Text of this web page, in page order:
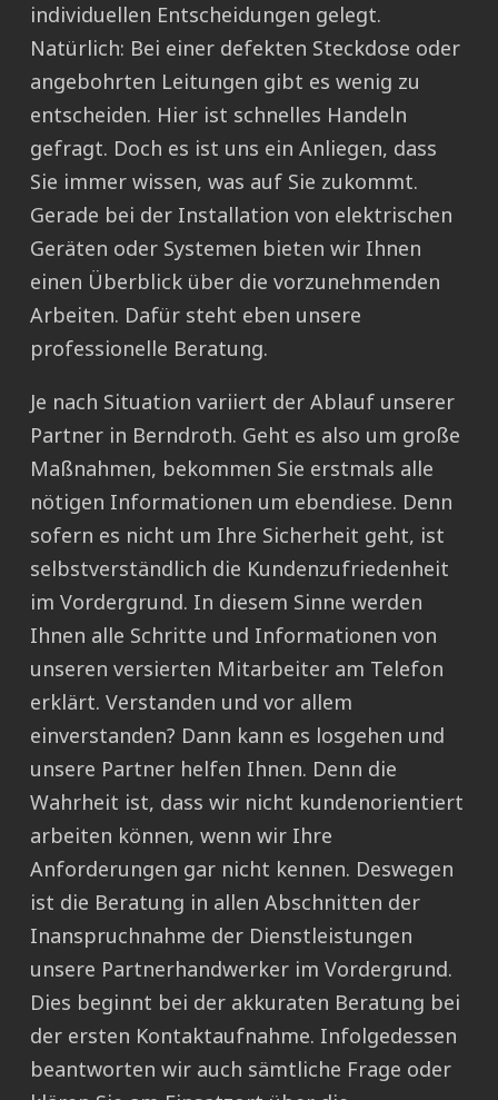
individuellen Entscheidungen gelegt.
Natürlich: Bei einer defekten Steckdose oder
angebohrten Leitungen gibt es wenig zu
entscheiden. Hier ist schnelles Handeln
gefragt. Doch es ist uns ein Anliegen, dass
Sie immer wissen, was auf Sie zukommt.
Gerade bei der Installation von elektrischen
Geräten oder Systemen bieten wir Ihnen
einen Überblick über die vorzunehmenden
Arbeiten. Dafür steht eben unsere
professionelle Beratung.
Je nach Situation variiert der Ablauf unserer
Partner in Berndroth. Geht es also um große
Maßnahmen, bekommen Sie erstmals alle
nötigen Informationen um ebendiese. Denn
sofern es nicht um Ihre Sicherheit geht, ist
selbstverständlich die Kundenzufriedenheit
im Vordergrund. In diesem Sinne werden
Ihnen alle Schritte und Informationen von
unseren versierten Mitarbeiter am Telefon
erklärt. Verstanden und vor allem
einverstanden? Dann kann es losgehen und
unsere Partner helfen Ihnen. Denn die
Wahrheit ist, dass wir nicht kundenorientiert
arbeiten können, wenn wir Ihre
Anforderungen gar nicht kennen. Deswegen
ist die Beratung in allen Abschnitten der
Inanspruchnahme der Dienstleistungen
unsere Partnerhandwerker im Vordergrund.
Dies beginnt bei der akkuraten Beratung bei
der ersten Kontaktaufnahme. Infolgedessen
beantworten wir auch sämtliche Frage oder